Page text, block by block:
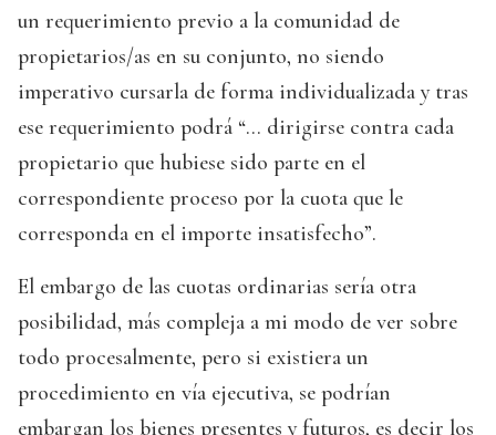
un requerimiento previo a la comunidad de
propietarios/as en su conjunto, no siendo
imperativo cursarla de forma individualizada y tras
ese requerimiento podrá “… dirigirse contra cada
propietario que hubiese sido parte en el
correspondiente proceso por la cuota que le
corresponda en el importe insatisfecho”.
El embargo de las cuotas ordinarias sería otra
posibilidad, más compleja a mi modo de ver sobre
todo procesalmente, pero si existiera un
procedimiento en vía ejecutiva, se podrían
embargan los bienes presentes y futuros, es decir los